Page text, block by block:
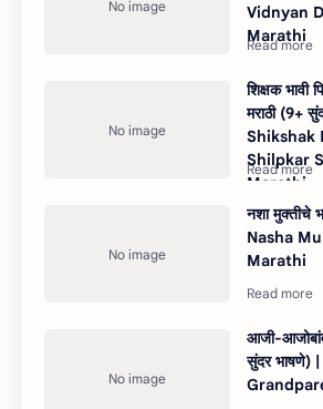
Vidnyan
Marathi
शिक्षक भावी
मराठी (9+
Shikshak
Shilpkar
Marathi
नशा मुक्तीचे
Nasha
Marathi
आजी-
सुंदर भाषणे)